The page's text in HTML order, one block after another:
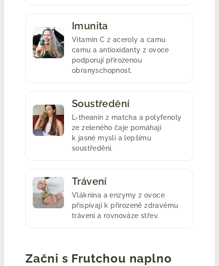
Imunita
Vitamin C z aceroly a camu
camu a antioxidanty z ovoce
podporují přirozenou
obranyschopnost.
Soustředění
L-theanin z matcha a polyfenoly
ze zeleného čaje pomáhají
k jasné mysli a lepšímu
soustředění.
Trávení
Vláknina a enzymy z ovoce
přispívají k přirozeně zdravému
trávení a rovnováze střev.
Začni s Frutchou naplno